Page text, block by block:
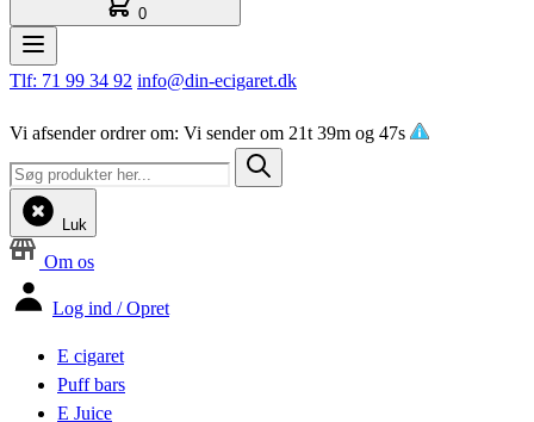
0
Tlf: 71 99 34 92 info@din-ecigaret.dk
Vi afsender ordrer om: Vi sender om 21t 39m og 47s
Luk
Om os
Log ind / Opret
E cigaret
Puff bars
E Juice